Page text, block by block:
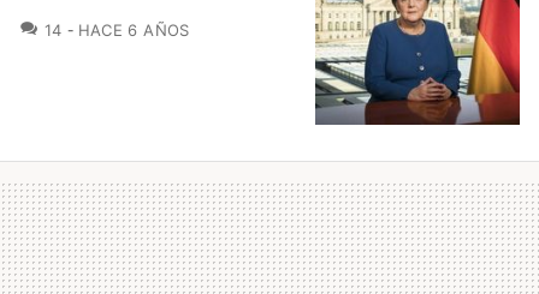
14 COMENTARIOS
HACE 6 AÑOS